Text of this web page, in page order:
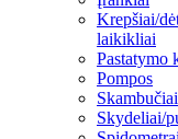
Krepšiai/
laikikliai
Pastatymo
Pompos
Skambučiai
Skydeliai/